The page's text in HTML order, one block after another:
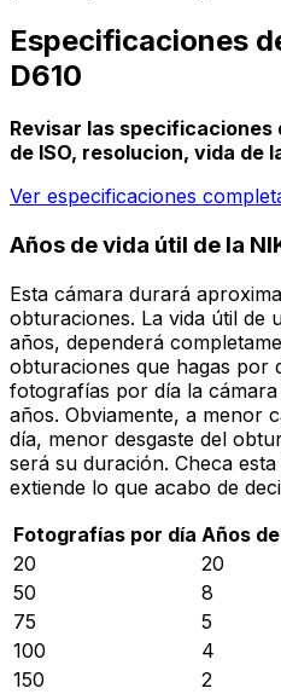
Especificaciones
D610
Revisar las specificaciones
de ISO, resolucion, vida de
Ver especificaciones
Años de vida útil de la
Esta cámara durará
obturaciones. La vida útil de
años, dependerá
obturaciones que hagas por
fotografías por día la
años. Obviamente, a menor
día, menor desgaste del
será su duración. Checa
extiende lo que acabo de
Fotografías por día Años
20
20
50
8
75
5
100
4
150
2